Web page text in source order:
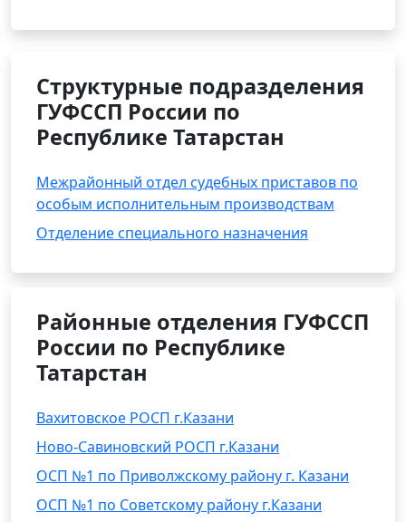
Структурные подразделения
ГУФССП России по
Республике Татарстан
Межрайонный отдел судебных приставов по
особым исполнительным производствам
Отделение специального назначения
Районные отделения ГУФССП
России по Республике
Татарстан
Вахитовское РОСП г.Казани
Ново-Савиновский РОСП г.Казани
ОСП №1 по Приволжскому району г. Казани
ОСП №1 по Советскому району г.Казани